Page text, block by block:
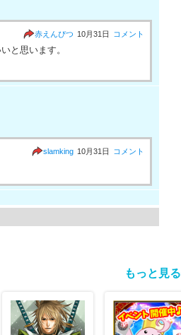
赤えんぴつ 10月31日 コメント
と思います。
slamking 10月31日 コメント
もっと見る